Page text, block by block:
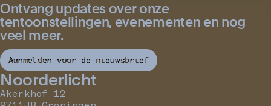
Ontvang updates over onze
tentoonstellingen, evenementen en nog
veel meer.
Aanmelden voor de nieuwsbrief
Noorderlicht
Akerkhof 12